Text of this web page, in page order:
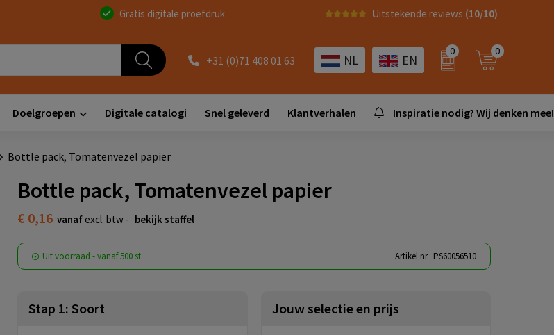
Gratis digitale proefdruk Uitstekende reviews (10/10)
+31 (0)71 408 01 63 NL EN
0 0
Doelgroepen Digitale catalogi Snel geleverd Klantverhalen Inspiratie nodig? Wij denken mee!
Bottle pack, Tomatenvezel papier
Bottle pack, Tomatenvezel papier
€ 0,16 vanaf excl. btw - bekijk staffel
Uit voorraad -vanaf500 st. Artikel nr. PS60056510
Stap 1: Soort Jouw selectie en prijs